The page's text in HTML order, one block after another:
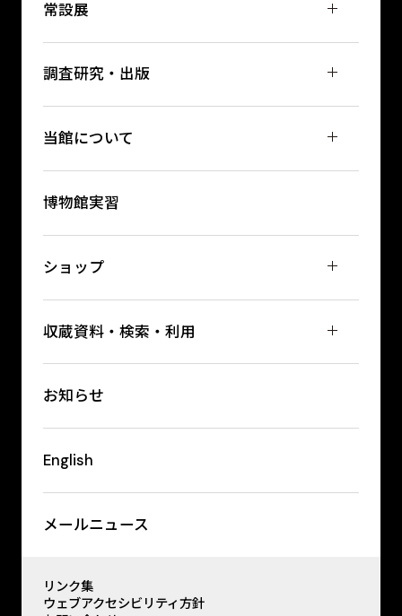
常設展
調査研究・出版
当館について
博物館実習
ショップ
収蔵資料・検索・利用
お知らせ
English
メールニュース
リンク集
ウェブアクセシビリティ方針